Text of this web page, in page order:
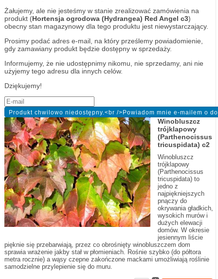
Żałujemy, ale nie jesteśmy w stanie zrealizować zamówienia na
produkt (Hortensja ogrodowa (Hydrangea) Red Angel c3)
obecny stan magazynowy dla tego produktu jest niewystarczający.
Prosimy podać adres e-mail, na który prześlemy powiadomienie,
gdy zamawiany produkt będzie dostępny w sprzedaży.
Informujemy, że nie udostępnimy nikomu, nie sprzedamy, ani nie
użyjemy tego adresu dla innych celów.
Dziękujemy!
Winobluszcz
trójklapowy
(Parthenocissus
tricuspidata) c2
Winobluszcz
trójklapowy
(Parthenocissus
tricuspidata) to
jedno z
najpiękniejszych
pnączy do
okrywania gładkich,
wysokich murów i
dużych elewacji
domów. W okresie
jesiennym liście
pięknie się przebarwiają, przez co obrośnięty winobluszczem dom
sprawia wrażenie jakby stał w płomieniach. Rośnie szybko (do półtora
metra rocznie) a wąsy czepne zakończone mackami umożliwiają roślinie
samodzielne przylepienie się do muru.